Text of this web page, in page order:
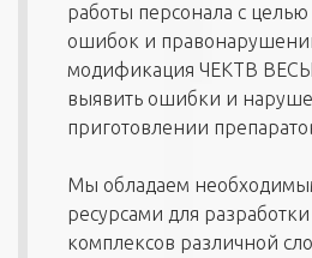
работы персонала с
ошибок и
модификация ЧЕКТВ
выявить ошибки и
приготовлении
Мы обладаем
ресурсами для
комплексов различной